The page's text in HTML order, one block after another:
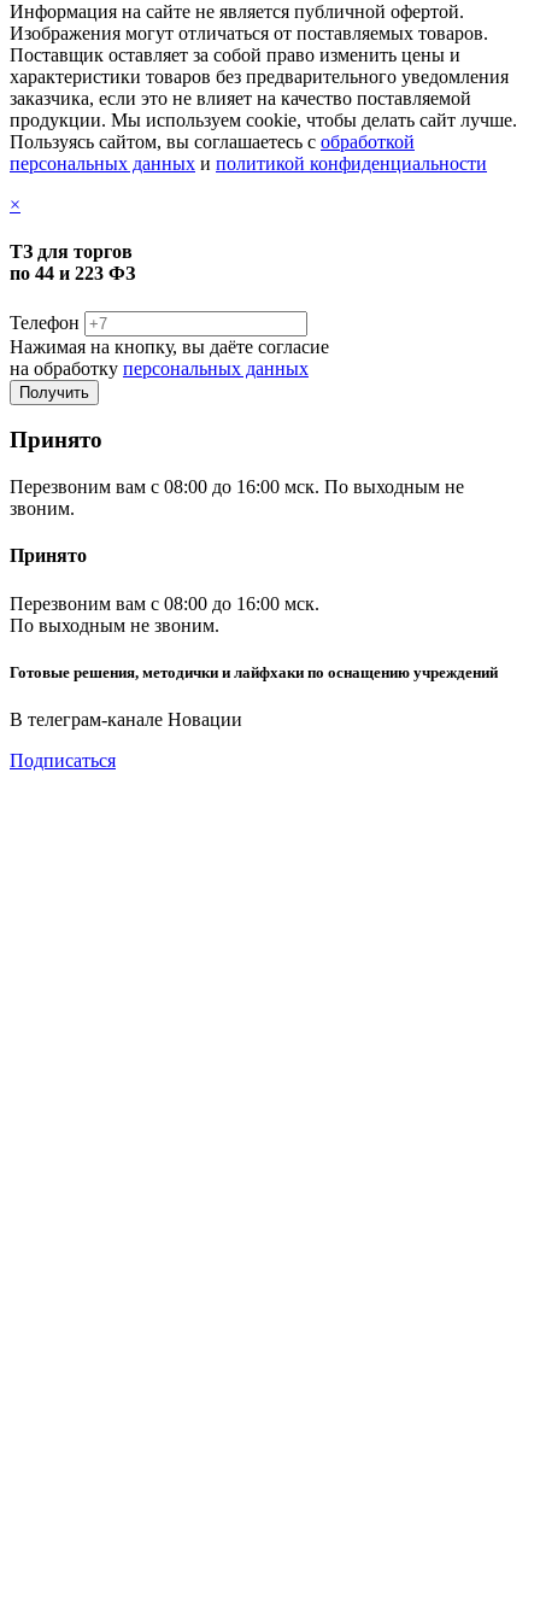
Информация на сайте не является публичной офертой.
Изображения могут отличаться от поставляемых товаров.
Поставщик оставляет за собой право изменить цены и
характеристики товаров без предварительного уведомления
заказчика, если это не влияет на качество поставляемой
продукции. Мы используем cookie, чтобы делать сайт лучше.
Пользуясь сайтом, вы соглашаетесь с обработкой
персональных данных и политикой конфиденциальности
×
ТЗ для торгов
по 44 и 223 ФЗ
Телефон
Нажимая на кнопку, вы даёте согласие
на обработку персональных данных
Принято
Перезвоним вам с 08:00 до 16:00 мск. По выходным не
звоним.
Принято
Перезвоним вам с 08:00 до 16:00 мск.
По выходным не звоним.
Готовые решения, методички и лайфхаки по оснащению учреждений
В телеграм-канале Новации
Подписаться